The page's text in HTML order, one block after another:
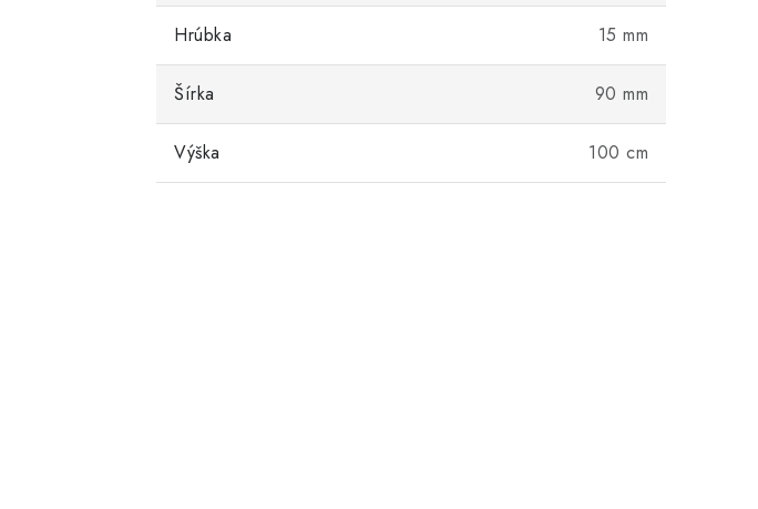
Hrúbka 15 mm
Šírka 90 mm
Výška 100 cm